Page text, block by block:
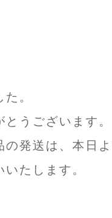
。
うございます。
の発送は、本日
たします。